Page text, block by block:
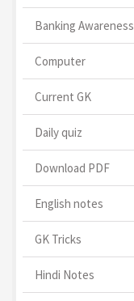
Banking Awareness
Computer
Current GK
Daily quiz
Download PDF
English notes
GK Tricks
Hindi Notes